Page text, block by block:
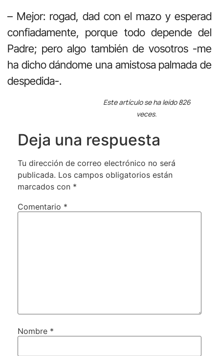
– Mejor: rogad, dad con el mazo y esperad
confiadamente, porque todo depende del
Padre; pero algo también de vosotros -me
ha dicho dándome una amistosa palmada de
despedida-.
Este artículo se ha leído 826
veces.
Deja una respuesta
Tu dirección de correo electrónico no será
publicada. Los campos obligatorios están
marcados con *
Comentario *
Nombre *